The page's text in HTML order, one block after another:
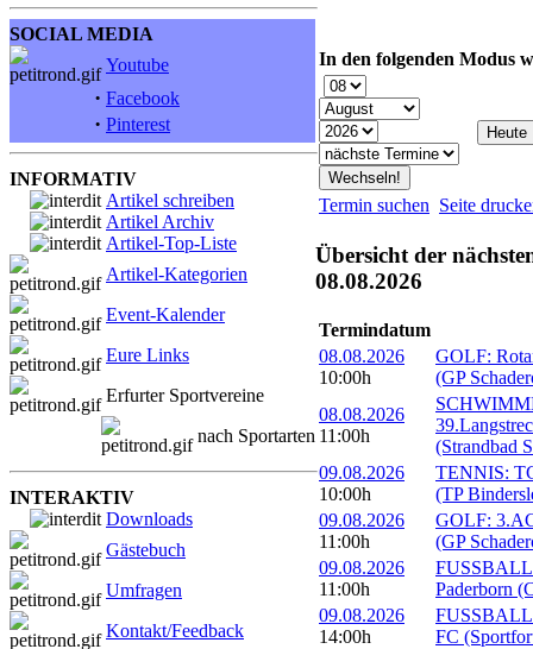
SOCIAL MEDIA
Youtube
· Facebook
· Pinterest
INFORMATIV
Artikel schreiben
Artikel Archiv
Artikel-Top-Liste
Artikel-Kategorien
Event-Kalender
Eure Links
Erfurter Sportvereine
nach Sportarten
INTERAKTIV
Downloads
Gästebuch
Umfragen
Kontakt/Feedback
In den folgenden Modus
Termin suchen Seite
Übersicht der
08.08.2026
Termindatum
08.08.2026
10:00h
GOLF:
(GP
08.08.2026
11:00h
(Strandbad
09.08.2026
10:00h
TENNIS:
(TP
09.08.2026
11:00h
GOLF:
(GP
09.08.2026
11:00h
Paderborn
09.08.2026
14:00h
FC